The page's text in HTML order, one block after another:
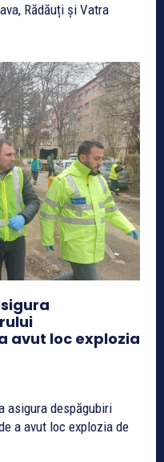
Rădăuți și Vatra
avut loc explozia
asigura despăgubiri
a avut loc explozia de